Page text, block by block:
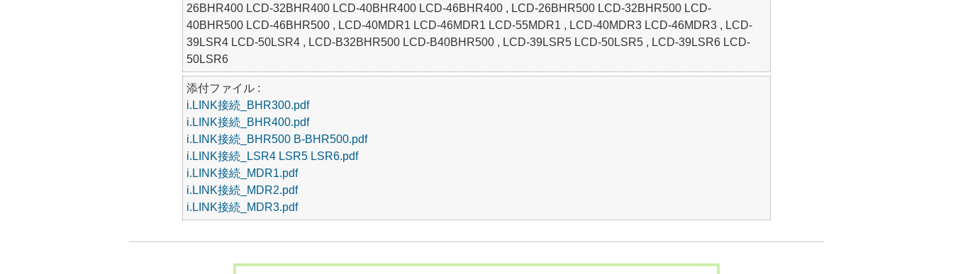
26BHR400 LCD-32BHR400 LCD-40BHR400 LCD-46BHR400 , LCD-26BHR500 LCD-32BHR500 LCD-
40BHR500 LCD-46BHR500 , LCD-40MDR1 LCD-46MDR1 LCD-55MDR1 , LCD-40MDR3 LCD-46MDR3 , LCD-
39LSR4 LCD-50LSR4 , LCD-B32BHR500 LCD-B40BHR500 , LCD-39LSR5 LCD-50LSR5 , LCD-39LSR6 LCD-
50LSR6
添付ファイル :
i.LINK接続_BHR300.pdf
i.LINK接続_BHR400.pdf
i.LINK接続_BHR500 B-BHR500.pdf
i.LINK接続_LSR4 LSR5 LSR6.pdf
i.LINK接続_MDR1.pdf
i.LINK接続_MDR2.pdf
i.LINK接続_MDR3.pdf